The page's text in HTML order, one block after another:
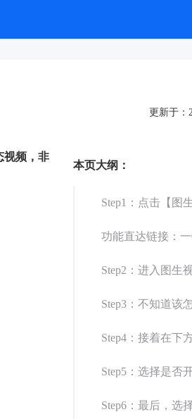
更新于：
视频，非
本页大纲：
功能直达链接：